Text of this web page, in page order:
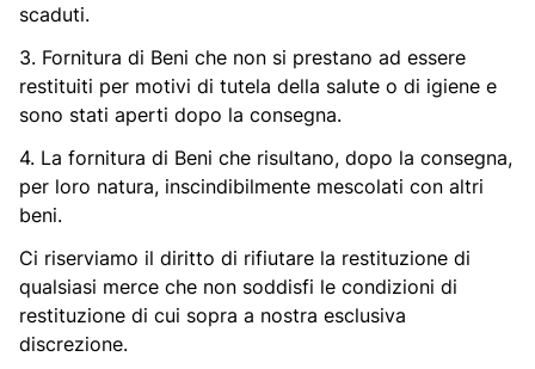
scaduti.
3. Fornitura di Beni che non si prestano ad essere
restituiti per motivi di tutela della salute o di igiene e
sono stati aperti dopo la consegna.
4. La fornitura di Beni che risultano, dopo la consegna,
per loro natura, inscindibilmente mescolati con altri
beni.
Ci riserviamo il diritto di rifiutare la restituzione di
qualsiasi merce che non soddisfi le condizioni di
restituzione di cui sopra a nostra esclusiva
discrezione.